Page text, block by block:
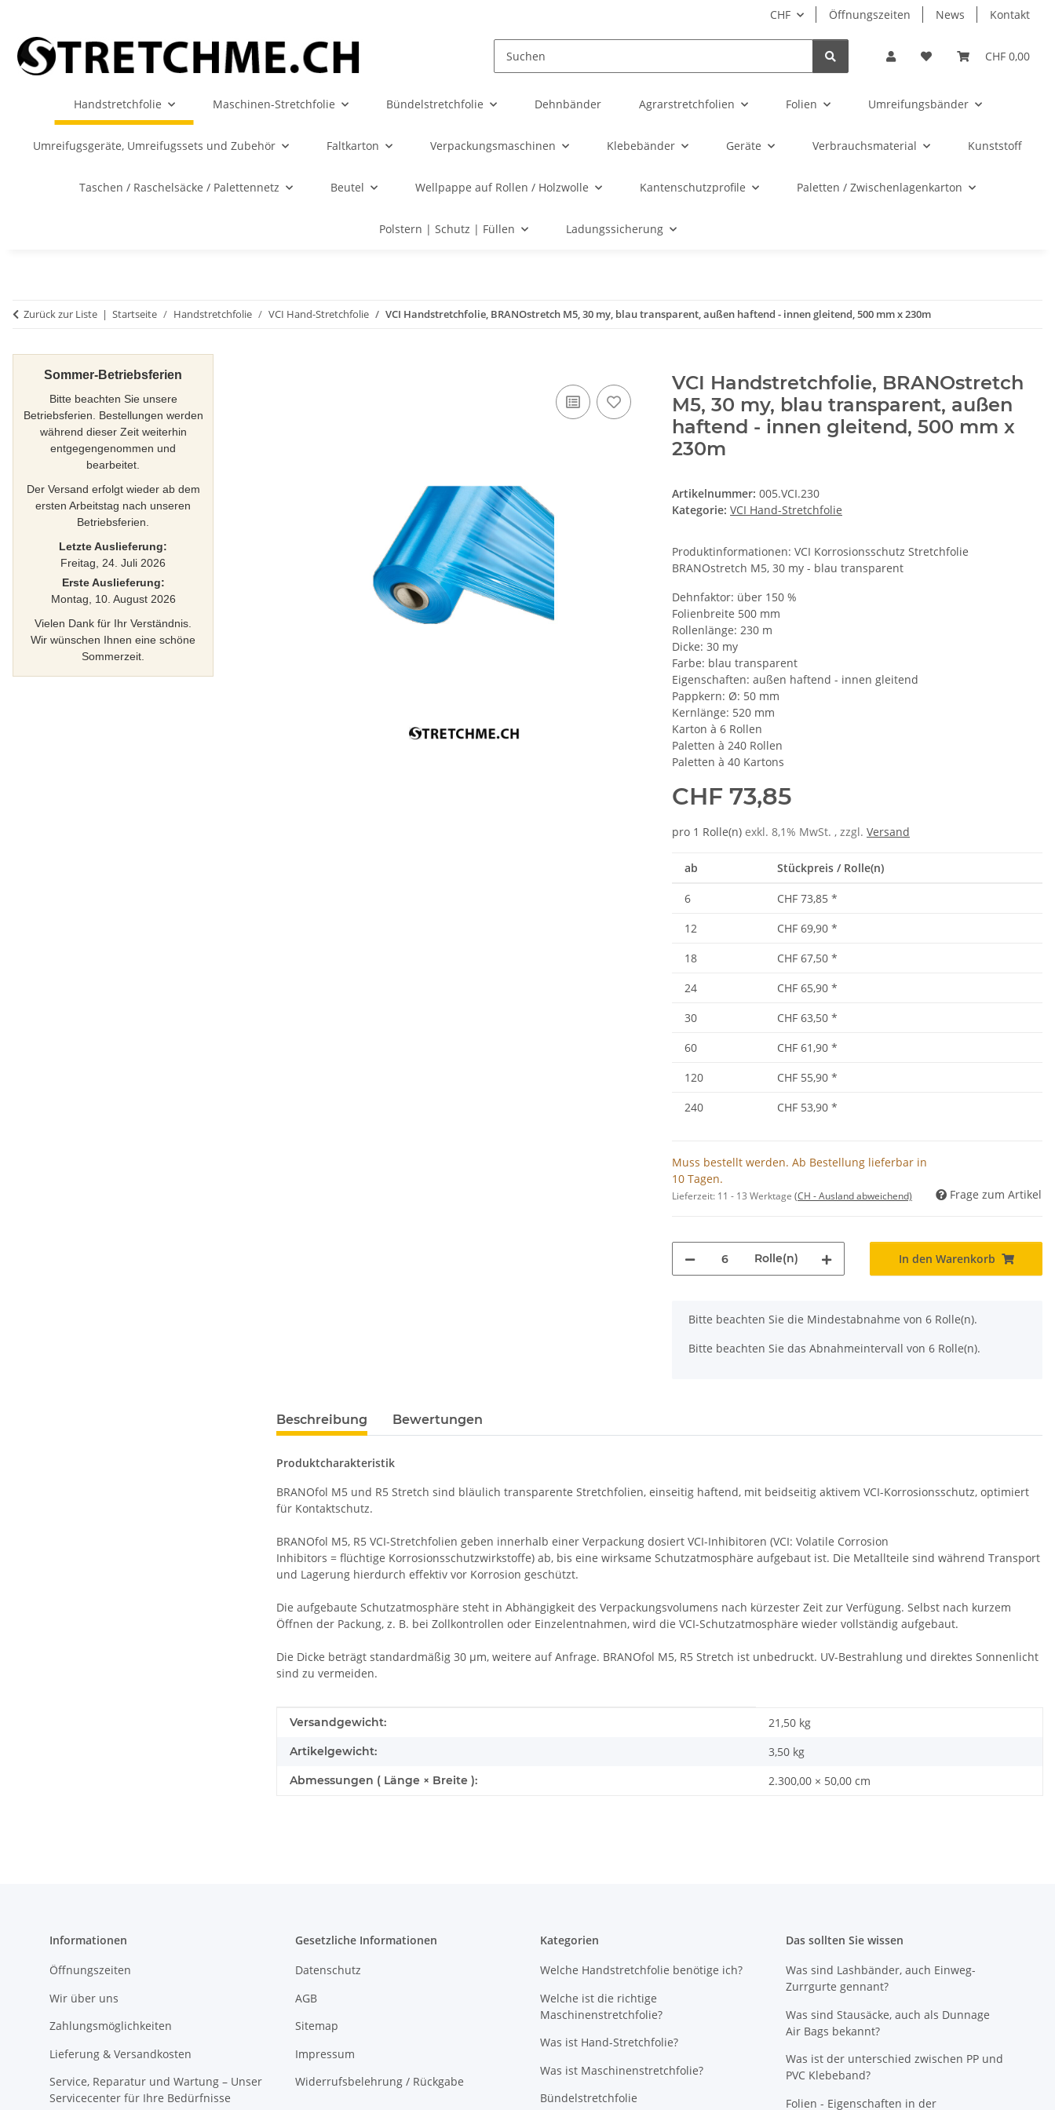
CHF Öffnungszeiten News Kontakt
CHF 0,00
Handstretchfolie Maschinen-Stretchfolie Bündelstretchfolie Dehnbänder Agrarstretchfolien Folien Umreifungsbänder
Umreifugsgeräte, Umreifugssets und Zubehör Faltkarton Verpackungsmaschinen Klebebänder Geräte Verbrauchsmaterial Kunststoff
Taschen / Raschelsäcke / Palettennetz Beutel Wellpappe auf Rollen / Holzwolle Kantenschutzprofile Paletten / Zwischenlagenkarton
Polstern | Schutz | Füllen Ladungssicherung
Zurück zur Liste Startseite Handstretchfolie VCI Hand-Stretchfolie VCI Handstretchfolie, BRANOstretch M5, 30 my, blau transparent, außen haftend - innen gleitend, 500 mm x 230m
VCI Handstretchfolie, BRANOstretch
M5, 30 my, blau transparent, außen
haftend - innen gleitend, 500 mm x
230m
Artikelnummer: 005.VCI.230
Kategorie: VCI Hand-Stretchfolie
Produktinformationen: VCI Korrosionsschutz Stretchfolie
BRANOstretch M5, 30 my - blau transparent
Dehnfaktor: über 150 %
Folienbreite 500 mm
Rollenlänge: 230 m
Dicke: 30 my
Farbe: blau transparent
Eigenschaften: außen haftend - innen gleitend
Pappkern: Ø: 50 mm
Kernlänge: 520 mm
Karton à 6 Rollen
Paletten à 240 Rollen
Paletten à 40 Kartons
CHF 73,85
pro 1 Rolle(n) exkl. 8,1% MwSt. , zzgl. Versand
ab Stückpreis / Rolle(n)
6 CHF 73,85 *
12
CHF 69,90 *
18
CHF 67,50 *
24
CHF 65,90 *
30
CHF 63,50 *
60
CHF 61,90 *
120
CHF 55,90 *
240
CHF 53,90 *
Muss bestellt werden. Ab Bestellung lieferbar in
10 Tagen.
Lieferzeit: 11 - 13 Werktage (CH - Ausland abweichend) Frage zum Artikel
Rolle(n) In den Warenkorb
x
Bitte beachten Sie die Mindestabnahme von 6 Rolle(n).
Bitte beachten Sie das Abnahmeintervall von 6 Rolle(n).
Beschreibung Bewertungen
Produktcharakteristik
BRANOfol M5 und R5 Stretch sind bläulich transparente Stretchfolien, einseitig haftend, mit beidseitig aktivem VCI-Korrosionsschutz, optimiert
für Kontaktschutz.
BRANOfol M5, R5 VCI-Stretchfolien geben innerhalb einer Verpackung dosiert VCI-Inhibitoren (VCI: Volatile Corrosion
Inhibitors = flüchtige Korrosionsschutzwirkstoffe) ab, bis eine wirksame Schutzatmosphäre aufgebaut ist. Die Metallteile sind während Transport
und Lagerung hierdurch effektiv vor Korrosion geschützt.
Die aufgebaute Schutzatmosphäre steht in Abhängigkeit des Verpackungsvolumens nach kürzester Zeit zur Verfügung. Selbst nach kurzem
Öffnen der Packung, z. B. bei Zollkontrollen oder Einzelentnahmen, wird die VCI-Schutzatmosphäre wieder vollständig aufgebaut.
Die Dicke beträgt standardmäßig 30 µm, weitere auf Anfrage. BRANOfol M5, R5 Stretch ist unbedruckt. UV-Bestrahlung und direktes Sonnenlicht
sind zu vermeiden.
Produkteigenschaft
Wert
Versandgewicht: 21,50 kg
Artikelgewicht: 3,50 kg
Abmessungen ( Länge × Breite ): 2.300,00 × 50,00 cm
Sommer-Betriebsferien
Bitte beachten Sie unsere
Betriebsferien. Bestellungen werden
während dieser Zeit weiterhin
entgegengenommen und
bearbeitet.
Der Versand erfolgt wieder ab dem
ersten Arbeitstag nach unseren
Betriebsferien.
Letzte Auslieferung:
Freitag, 24. Juli 2026
Erste Auslieferung:
Montag, 10. August 2026
Vielen Dank für Ihr Verständnis.
Wir wünschen Ihnen eine schöne
Sommerzeit.
Informationen
Öffnungszeiten
Wir über uns
Zahlungsmöglichkeiten
Lieferung & Versandkosten
Service, Reparatur und Wartung – Unser
Servicecenter für Ihre Bedürfnisse
Gesetzliche Informationen
Datenschutz
AGB
Sitemap
Impressum
Widerrufsbelehrung / Rückgabe
Kategorien
Welche Handstretchfolie benötige ich?
Welche ist die richtige
Maschinenstretchfolie?
Was ist Hand-Stretchfolie?
Was ist Maschinenstretchfolie?
Bündelstretchfolie
Das sollten Sie wissen
Was sind Lashbänder, auch Einweg-
Zurrgurte gennant?
Was sind Stausäcke, auch als Dunnage
Air Bags bekannt?
Was ist der unterschied zwischen PP und
PVC Klebeband?
Folien - Eigenschaften in der